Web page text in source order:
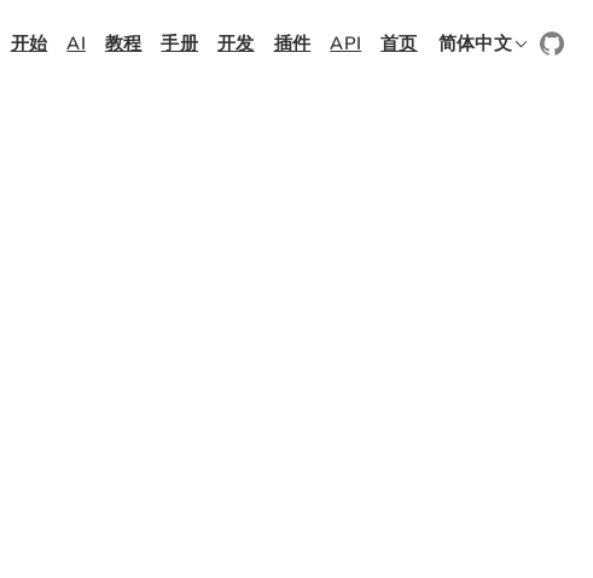
开始 AI 教程 手册 开发 插件 API 首页 简体中文